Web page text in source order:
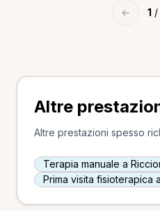
← 1 /
Altre
Altre prestazioni spesso
Terapia manuale a
Prima visita fisioterapica